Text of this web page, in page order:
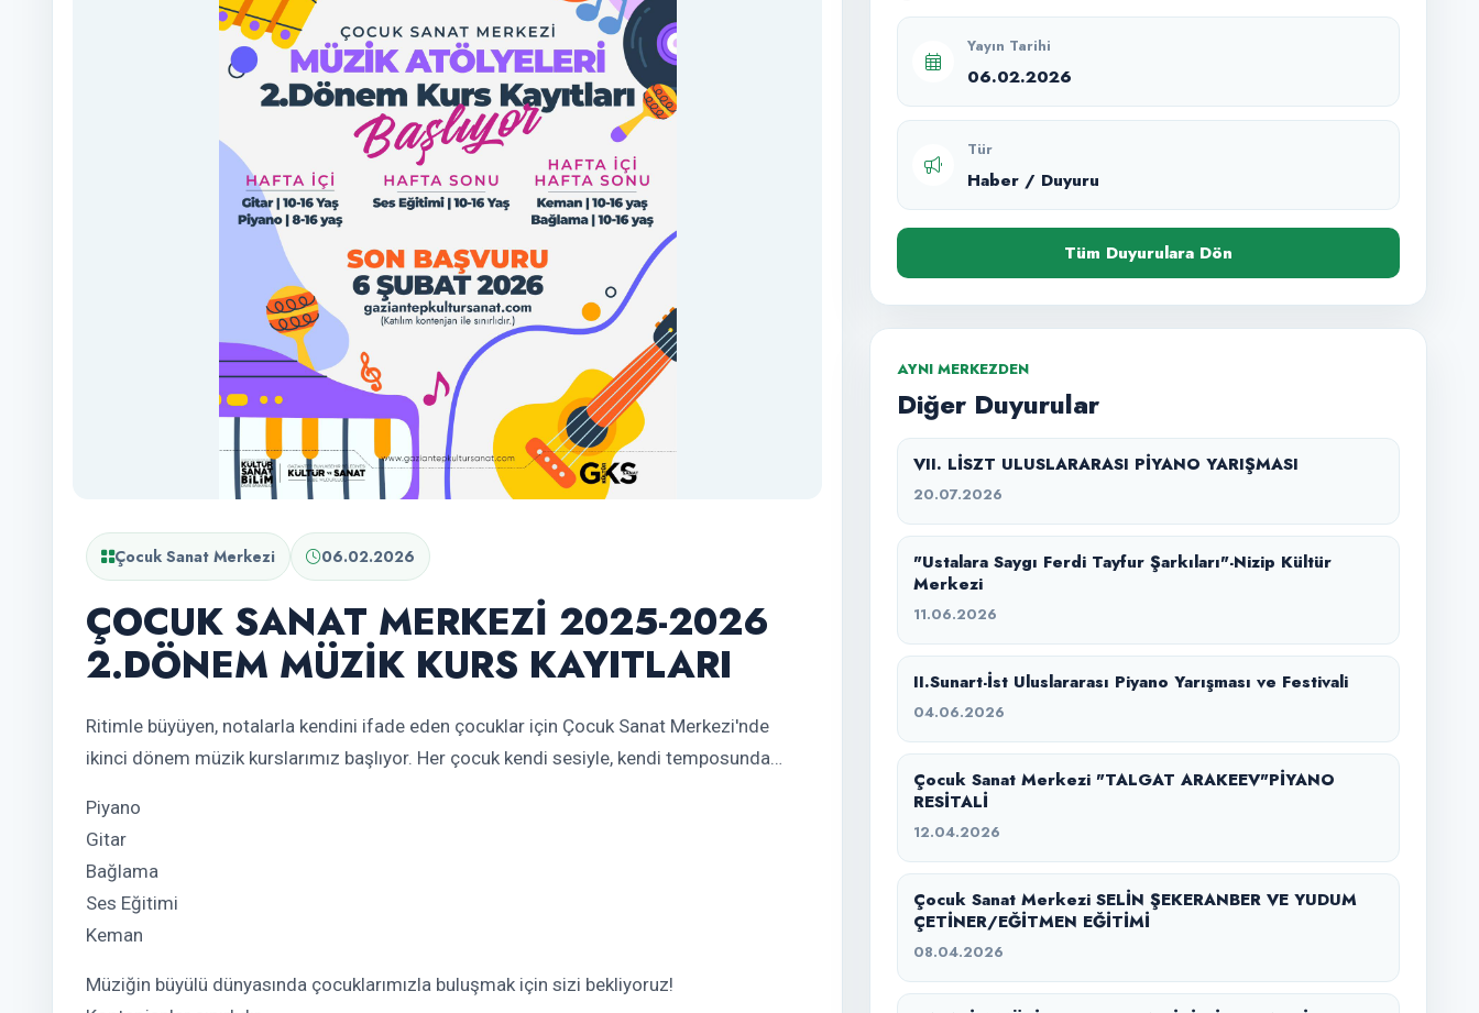
Çocuk Sanat Merkezi 06.02.2026
ÇOCUK SANAT MERKEZİ 2025-2026
2.DÖNEM MÜZİK KURS KAYITLARI
Ritimle büyüyen, notalarla kendini ifade eden çocuklar için Çocuk Sanat Merkezi'nde
ikinci dönem müzik kurslarımız başlıyor. Her çocuk kendi sesiyle, kendi temposunda…
Piyano
Gitar
Bağlama
Ses Eğitimi
Keman
Müziğin büyülü dünyasında çocuklarımızla buluşmak için sizi bekliyoruz!
Yayın Tarihi
06.02.2026
Tür
Haber / Duyuru
Tüm Duyurulara Dön
AYNI MERKEZDEN
Diğer Duyurular
VII. LİSZT ULUSLARARASI PİYANO YARIŞMASI
20.07.2026
"Ustalara Saygı Ferdi Tayfur Şarkıları"-Nizip Kültür
Merkezi
11.06.2026
II.Sunart-İst Uluslararası Piyano Yarışması ve Festivali
04.06.2026
Çocuk Sanat Merkezi "TALGAT ARAKEEV"PİYANO
RESİTALİ
12.04.2026
Çocuk Sanat Merkezi SELİN ŞEKERANBER VE YUDUM
ÇETİNER/EĞİTMEN EĞİTİMİ
08.04.2026